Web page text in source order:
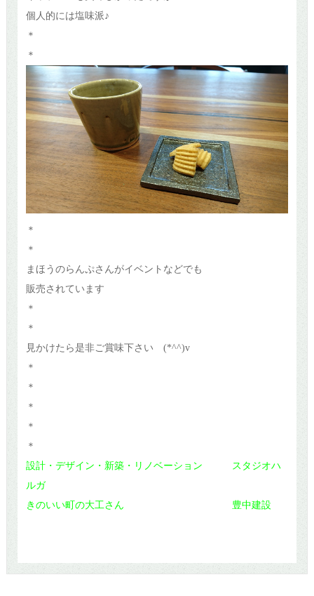
個人的には塩味派♪
＊
＊
＊
＊
まほうのらんぷさんがイベントなどでも
販売されています
＊
＊
見かけたら是非ご賞味下さい (*^^)v
＊
＊
＊
＊
＊
設計・デザイン・新築・リノベーション スタジオハ
ルガ
き のいい町の大工さん 豊中建設